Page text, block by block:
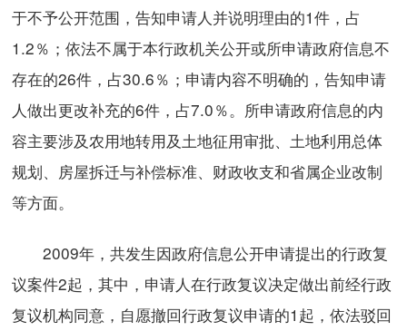
于不予公开范围，告知申请人并说明理由的1件，占
1.2％；依法不属于本行政机关公开或所申请政府信息不
存在的26件，占30.6％；申请内容不明确的，告知申请
人做出更改补充的6件，占7.0％。所申请政府信息的内
容主要涉及农用地转用及土地征用审批、土地利用总体
规划、房屋拆迁与补偿标准、财政收支和省属企业改制
等方面。
2009年，共发生因政府信息公开申请提出的行政复
议案件2起，其中，申请人在行政复议决定做出前经行政
复议机构同意，自愿撤回行政复议申请的1起，依法驳回